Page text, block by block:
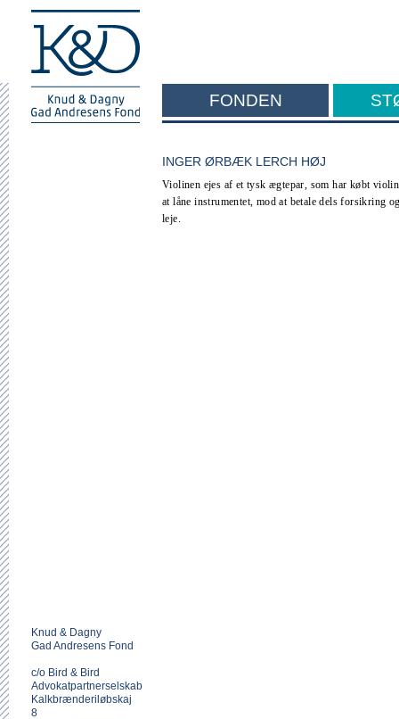
FONDEN
INGER ØRBÆK LERCH HØJ
Violinen ejes af et tysk ægtepar, som har købt
at låne instrumentet, mod at betale dels forsikring
leje.
Knud & Dagny
Gad Andresens Fond
c/o Bird & Bird
Advokatpartnerselskab
Kalkbrænderiløbskaj
8